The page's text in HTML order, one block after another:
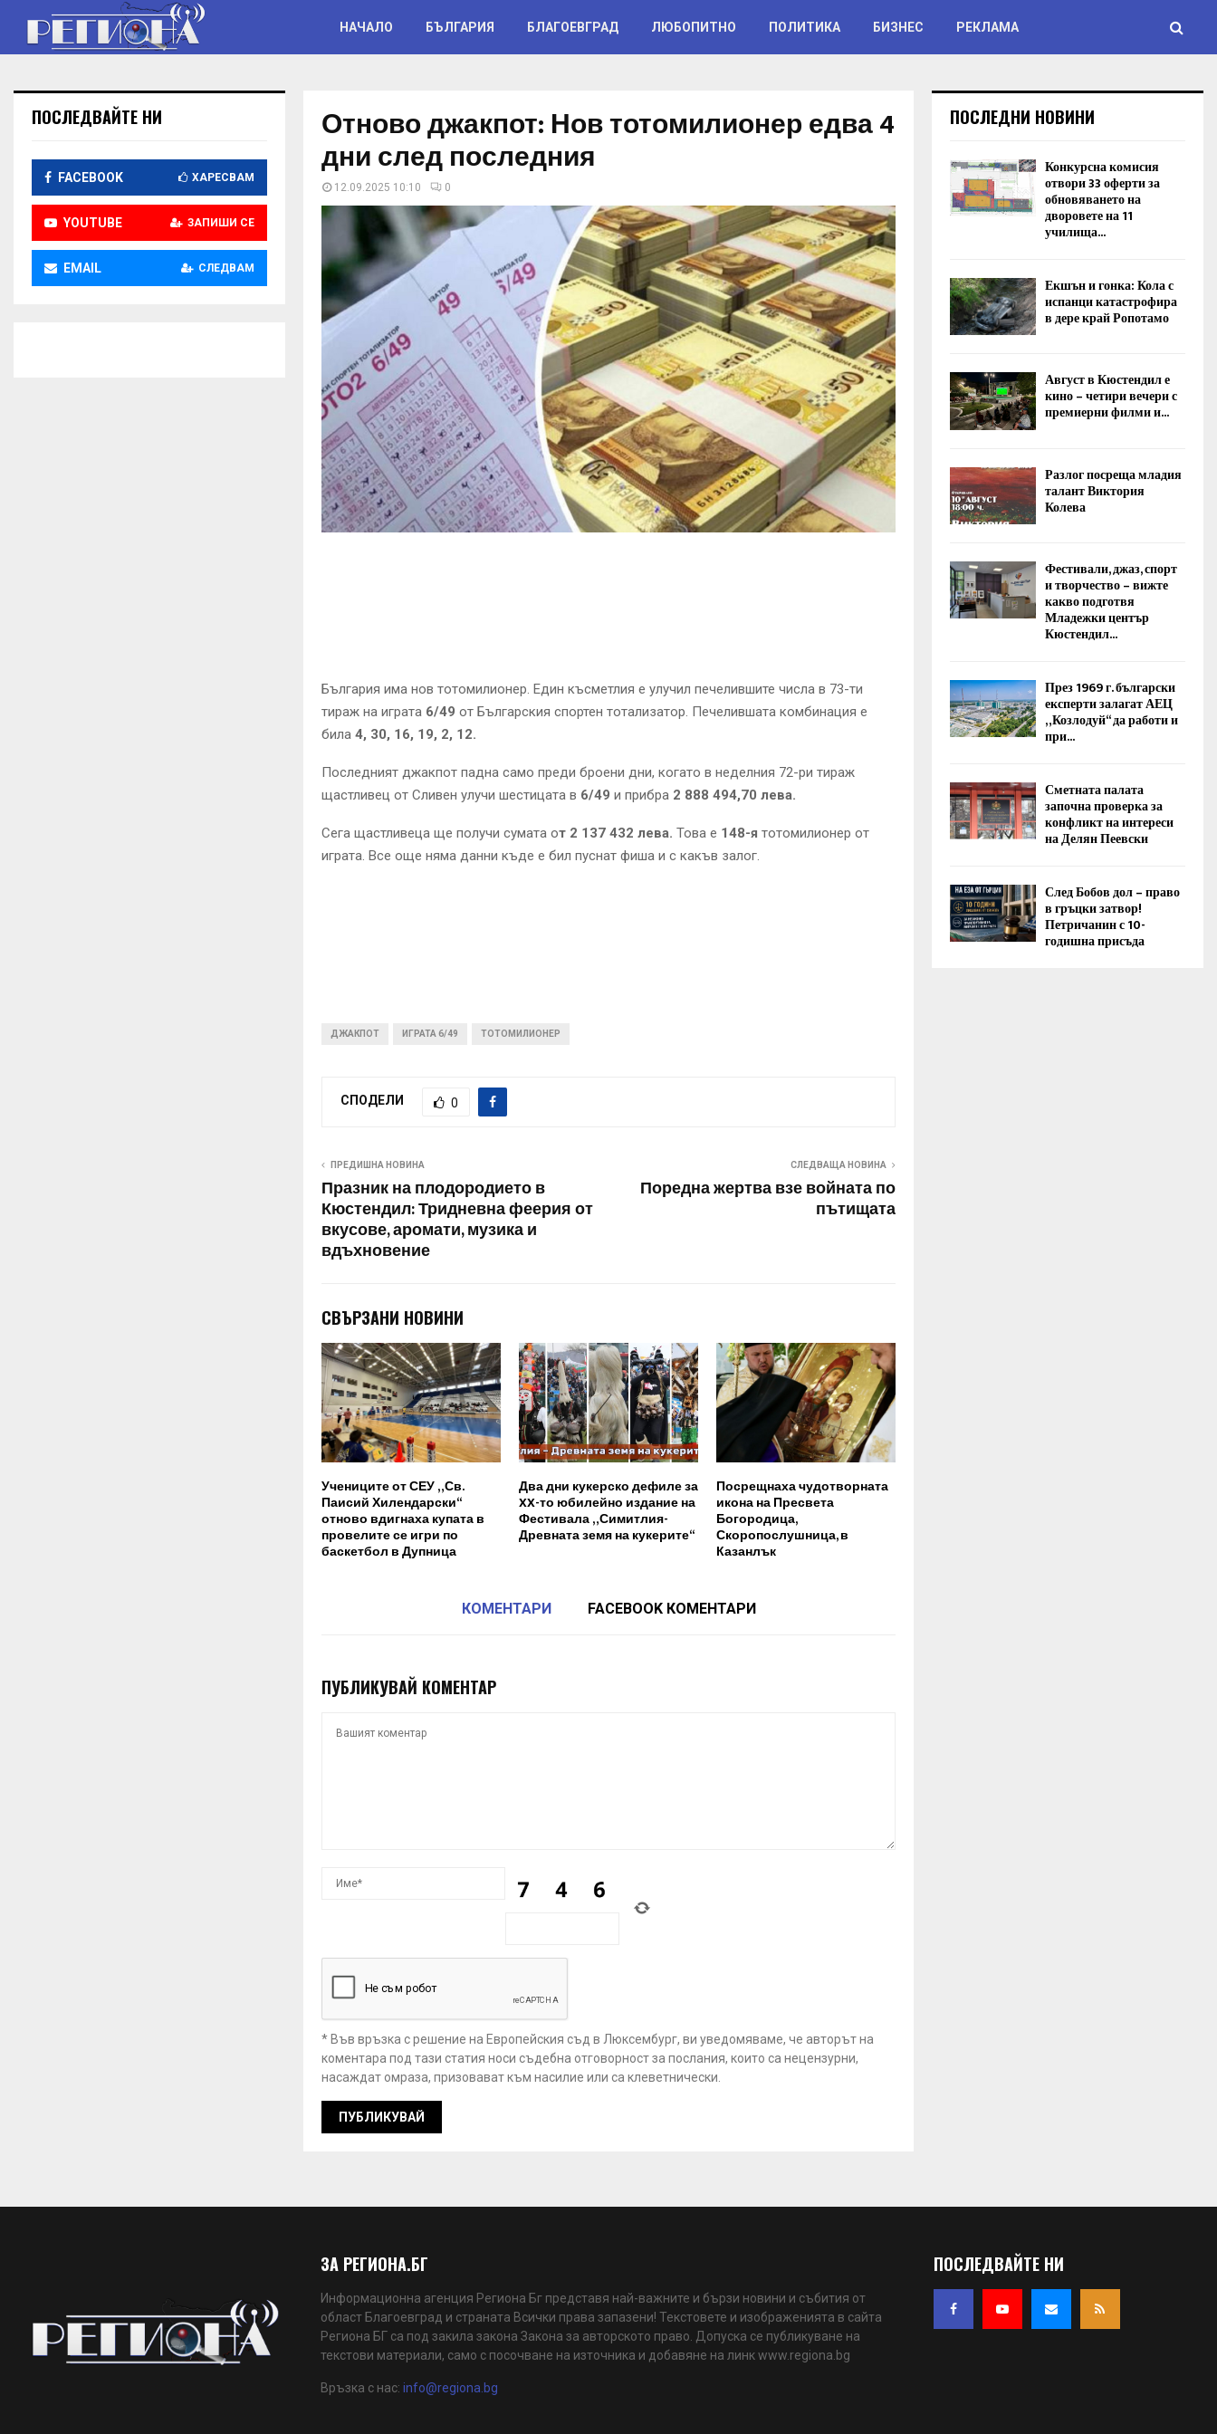
НАЧАЛО БЪЛГАРИЯ БЛАГОЕВГРАД ЛЮБОПИТНО ПОЛИТИКА БИЗНЕС РЕКЛАМА
Отново джакпот: Нов тотомилионер едва 4
дни след последния
12.09.2025 10:10 0
България има нов тотомилионер. Един късметлия е улучил печелившите числа в 73-ти
тираж на играта 6/49 от Българския спортен тотализатор. Печелившата комбинация е
била 4, 30, 16, 19, 2, 12.
Последният джакпот падна само преди броени дни, когато в неделния 72-ри тираж
щастливец от Сливен улучи шестицата в 6/49 и прибра 2 888 494,70 лева.
Сега щастливеца ще получи сумата от 2 137 432 лева. Това е 148-я тотомилионер от
играта. Все още няма данни къде е бил пуснат фиша и с какъв залог.
ДЖАКПОТ ИГРАТА 6/49 ТОТОМИЛИОНЕР
СПОДЕЛИ 0
ПРЕДИШНА НОВИНА
Празник на плодородието в
Кюстендил: Тридневна феерия от
вкусове, аромати, музика и
вдъхновение
СЛЕДВАЩА НОВИНА
Поредна жертва взе войната по
пътищата
СВЪРЗАНИ НОВИНИ
Учениците от СЕУ „Св.
Паисий Хилендарски“
отново вдигнаха купата в
провелите се игри по
баскетбол в Дупница
Два дни кукерско дефиле за
XX-то юбилейно издание на
Фестивала „Симитлия-
Древната земя на кукерите“
Посрещнаха чудотворната
икона на Пресвета
Богородица,
Скоропослушница, в
Казанлък
КОМЕНТАРИ FACEBOOK КОМЕНТАРИ
ПУБЛИКУВАЙ КОМЕНТАР
* Във връзка с решение на Европейския съд в Люксембург, ви уведомяваме, че авторът на
коментара под тази статия носи съдебна отговорност за послания, които са нецензурни,
насаждат омраза, призовават към насилие или са клеветнически.
ПОСЛЕДВАЙТЕ НИ
FACEBOOK ХАРЕСВАМ
YOUTUBE ЗАПИШИ СЕ
EMAIL СЛЕДВАМ
ПОСЛЕДНИ НОВИНИ
Конкурсна комисия
отвори 33 оферти за
обновяването на
дворовете на 11
училища...
Екшън и гонка: Кола с
испанци катастрофира
в дере край Ропотамо
Август в Кюстендил е
кино – четири вечери с
премиерни филми и...
Разлог посреща младия
талант Виктория
Колева
Фестивали, джаз, спорт
и творчество – вижте
какво подготвя
Младежки център
Кюстендил...
През 1969 г. български
експерти залагат АЕЦ
„Козлодуй“ да работи и
при...
Сметната палата
започна проверка за
конфликт на интереси
на Делян Пеевски
След Бобов дол – право
в гръцки затвор!
Петричанин с 10-
годишна присъда
ЗА РЕГИОНА.БГ
Информационна агенция Региона Бг представя най-важните и бързи новини и събития от
област Благоевград и страната Всички права запазени! Текстовете и изображенията в сайта
Региона БГ са под закила закона Закона за авторското право. Допуска се публикуване на
текстови материали, само с посочване на източника и добавяне на линк www.regiona.bg
Връзка с нас: info@regiona.bg
ПОСЛЕДВАЙТЕ НИ